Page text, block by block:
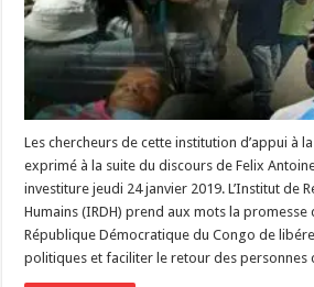
Les chercheurs de cette institution d’appui à
exprimé à la suite du discours de Felix
investiture jeudi 24 janvier 2019. L’Institut de
Humains (IRDH) prend aux mots la promesse
République Démocratique du Congo de
politiques et faciliter le retour des personnes